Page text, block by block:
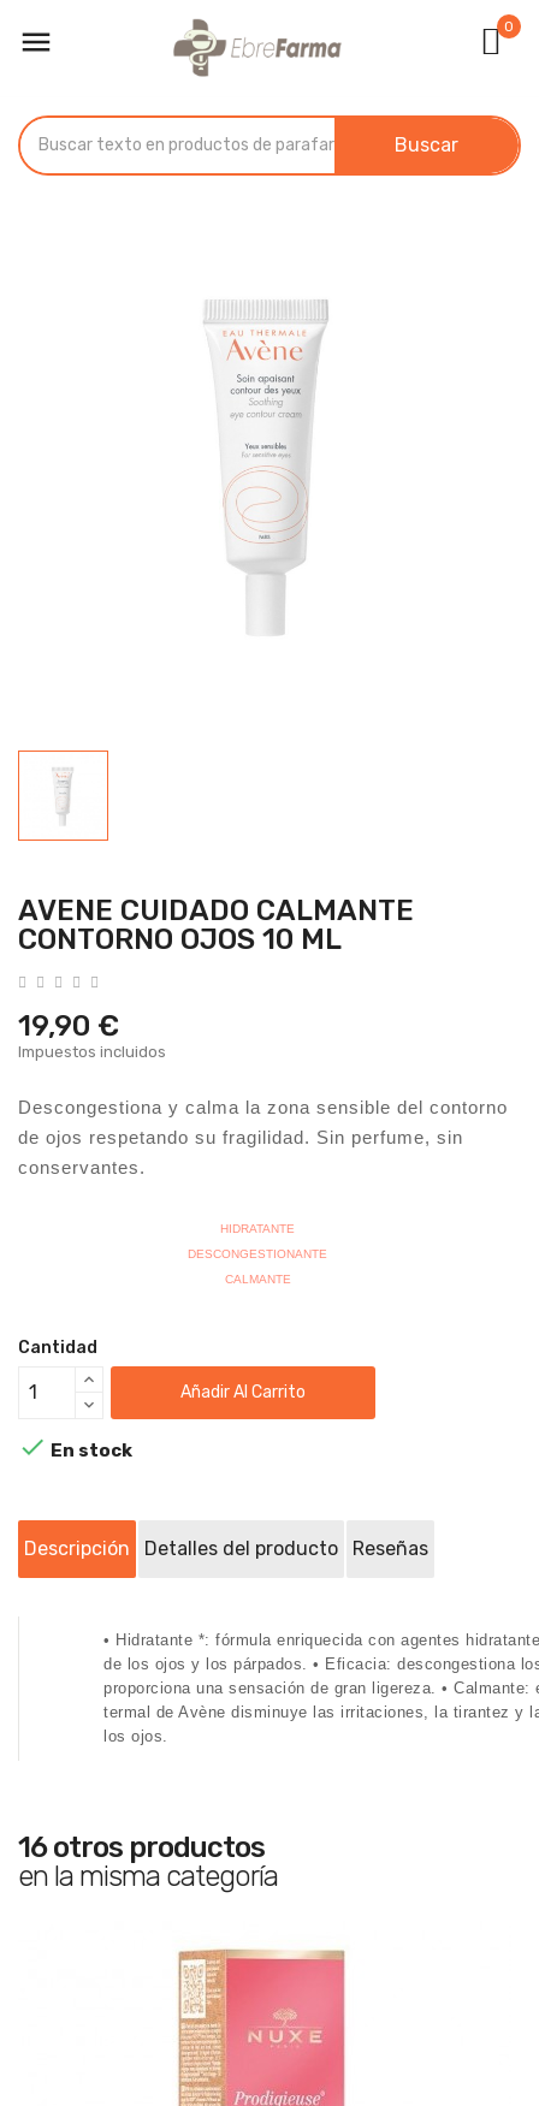
 0
Buscar
AVENE CUIDADO CALMANTE
CONTORNO OJOS 10 ML
19,90 €
Impuestos incluidos
Descongestiona y calma la zona sensible del contorno
de ojos respetando su fragilidad. Sin perfume, sin
conservantes.
HIDRATANTE
DESCONGESTIONANTE
CALMANTE
Cantidad
Añadir Al Carrito
 En stock
Descripción Detalles del producto Reseñas
• Hidratante *: fórmula enriquecida con agentes
de los ojos y los párpados. • Eficacia: descongestiona
proporciona una sensación de gran ligereza. • Calmante:
termal de Avène disminuye las irritaciones, la tirantez y
los ojos.
16 otros productos
en la misma categoría